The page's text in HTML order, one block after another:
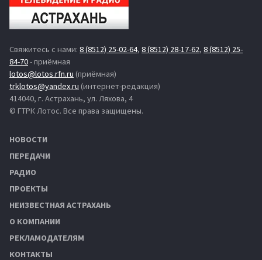
Свяжитесь с нами: 8 (8512) 25-02-64, 8 (8512) 28-17-62, 8 (8512) 25-
84-70- приёмная
lotos@lotos.rfn.ru (приёмная)
trklotos@yandex.ru (интернет-редакция)
414040, г. Астрахань, ул. Ляхова, 4
© ГТРК Лотос. Все права защищены.
НОВОСТИ
ПЕРЕДАЧИ
РАДИО
ПРОЕКТЫ
НЕИЗВЕСТНАЯ АСТРАХАНЬ
О КОМПАНИИ
РЕКЛАМОДАТЕЛЯМ
КОНТАКТЫ